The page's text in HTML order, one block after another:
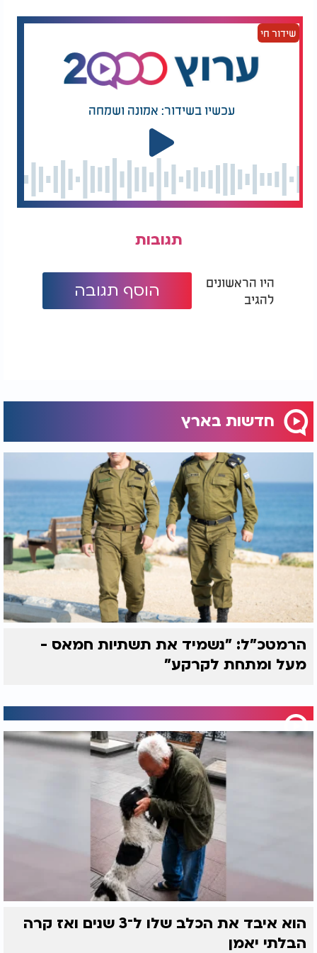
ועוד. וגם כאן התחלנו באסון נורא ועברנו לתקומת עם
ישראל בארצו. כוח ההרתעה חזר ואנחנו הולכים היום
קוממיות בארצנו". השר שלמה קרעי ציין: "בכתיב חסר,
המילה 'תקמה' בגימטריה שווה ל-545 - אותו ערך
מספרי של 'ביבי נתניהו'".
כזכור, כבר לפני יותר משנה, ביום ציון שנה למתקפת
וטבח חמאס, הציע נתניהו לשנות את שם המלחמה:
"היום לפני שנה, פתחו מחבלי החמאס במתקפת פתע
רצחנית נגד ישראל. מאז אותו יום שחור אנחנו נלחמים,
זוהי מלחמת הקיום שלנו - 'מלחמת התקומה'".
שידור חי
עכשיו בשידור: אמונה ושמחה
תגובות
היו הראשונים
להגיב
הוסף תגובה
חדשות בארץ
הרמטכ"ל: "נשמיד את תשתיות חמאס -
מעל ומתחת לקרקע"
הוא איבד את הכלב שלו ל־3 שנים ואז קרה
הבלתי יאמן